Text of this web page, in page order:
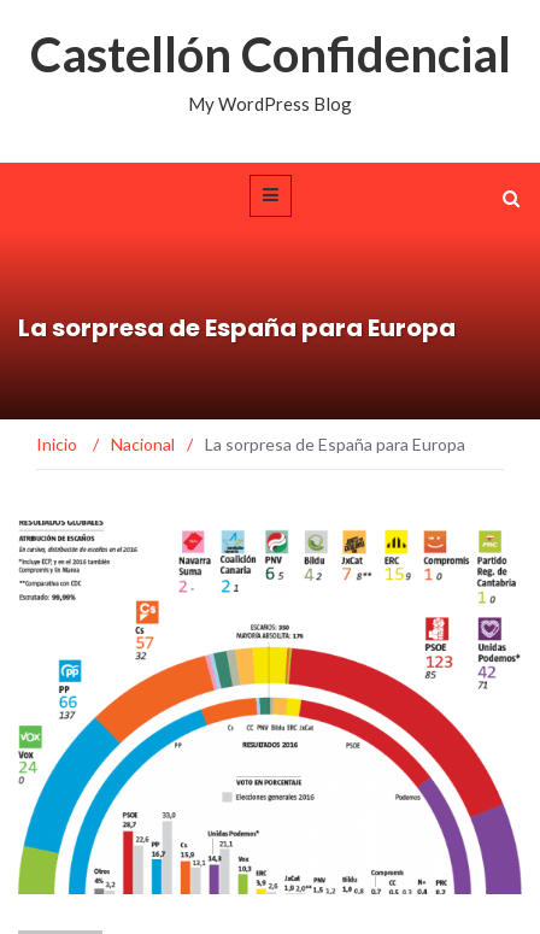
Castellón Confidencial
My WordPress Blog
La sorpresa de España para Europa
Inicio / Nacional / La sorpresa de España para Europa